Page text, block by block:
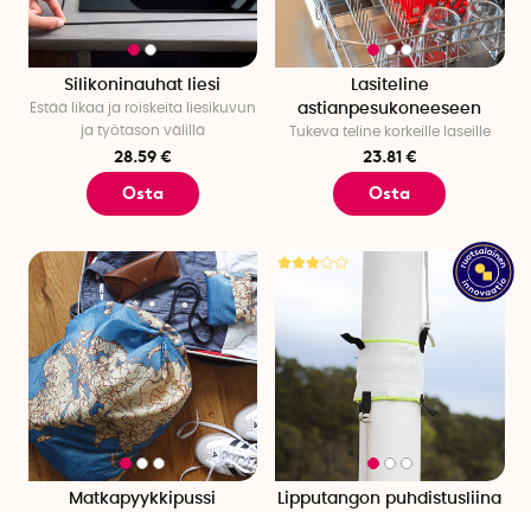
Silikoninauhat liesi
Estää likaa ja roiskeita liesikuvun
ja työtason välillä
28.59 €
Osta
Lasiteline
astianpesukoneeseen
Tukeva teline korkeille laseille
23.81 €
Osta
Matkapyykkipussi Lipputangon puhdistusliina